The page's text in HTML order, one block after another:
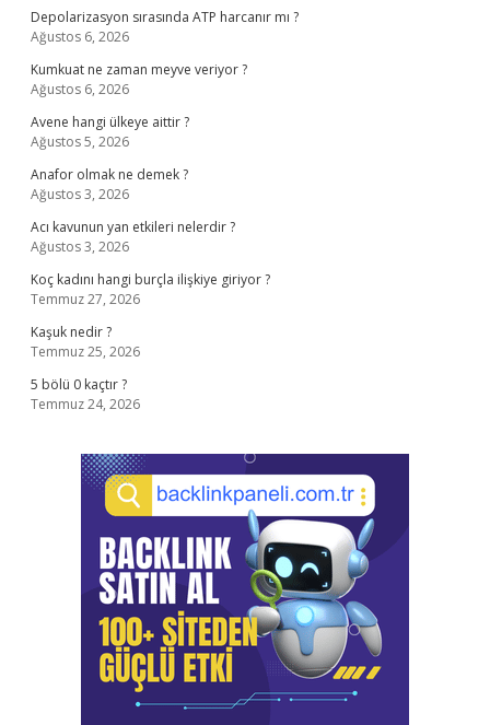
Depolarizasyon sırasında ATP harcanır mı ?
Ağustos 6, 2026
Kumkuat ne zaman meyve veriyor ?
Ağustos 6, 2026
Avene hangi ülkeye aittir ?
Ağustos 5, 2026
Anafor olmak ne demek ?
Ağustos 3, 2026
Acı kavunun yan etkileri nelerdir ?
Ağustos 3, 2026
Koç kadını hangi burçla ilişkiye giriyor ?
Temmuz 27, 2026
Kaşuk nedir ?
Temmuz 25, 2026
5 bölü 0 kaçtır ?
Temmuz 24, 2026